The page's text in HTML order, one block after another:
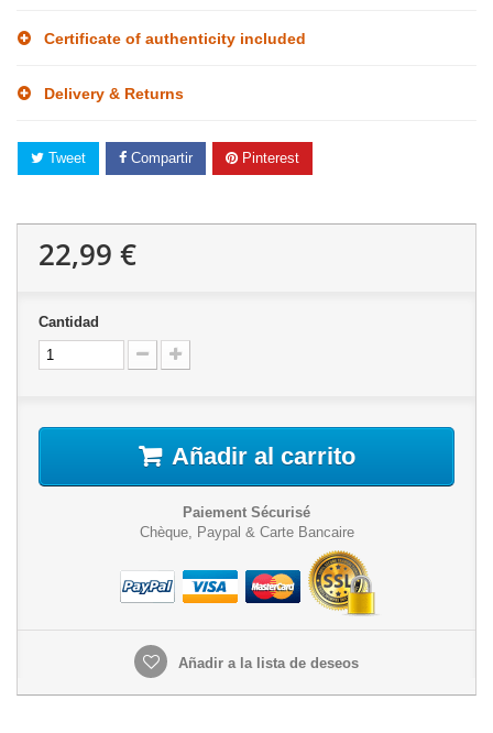
Certificate of authenticity included
Delivery & Returns
Tweet Compartir Pinterest
22,99 €
Cantidad
Añadir al carrito
Paiement Sécurisé
Chèque, Paypal & Carte Bancaire
Añadir a la lista de deseos